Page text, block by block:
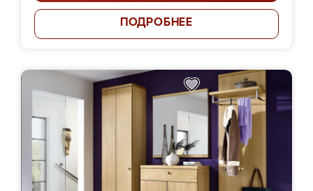
ПОДРОБНЕЕ